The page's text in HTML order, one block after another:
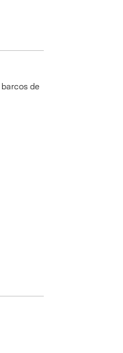
barcos de